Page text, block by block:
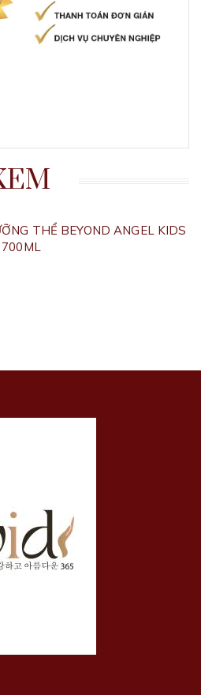
THỂ BEYOND ANGEL KIDS